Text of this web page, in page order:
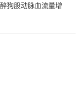
狗股动脉血流量增